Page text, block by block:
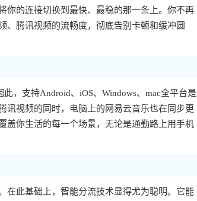
你的连接切换到最快、最稳的那一条上。你不再
、腾讯视频的流畅度，彻底告别卡顿和缓冲圆
，支持Android、iOS、Windows、mac全平台是
讯视频的同时，电脑上的网易云音乐也在同步更
盖你生活的每一个场景，无论是通勤路上用手机
在此基础上，智能分流技术显得尤为聪明。它能